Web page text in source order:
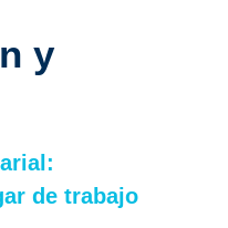
y
de trabajo